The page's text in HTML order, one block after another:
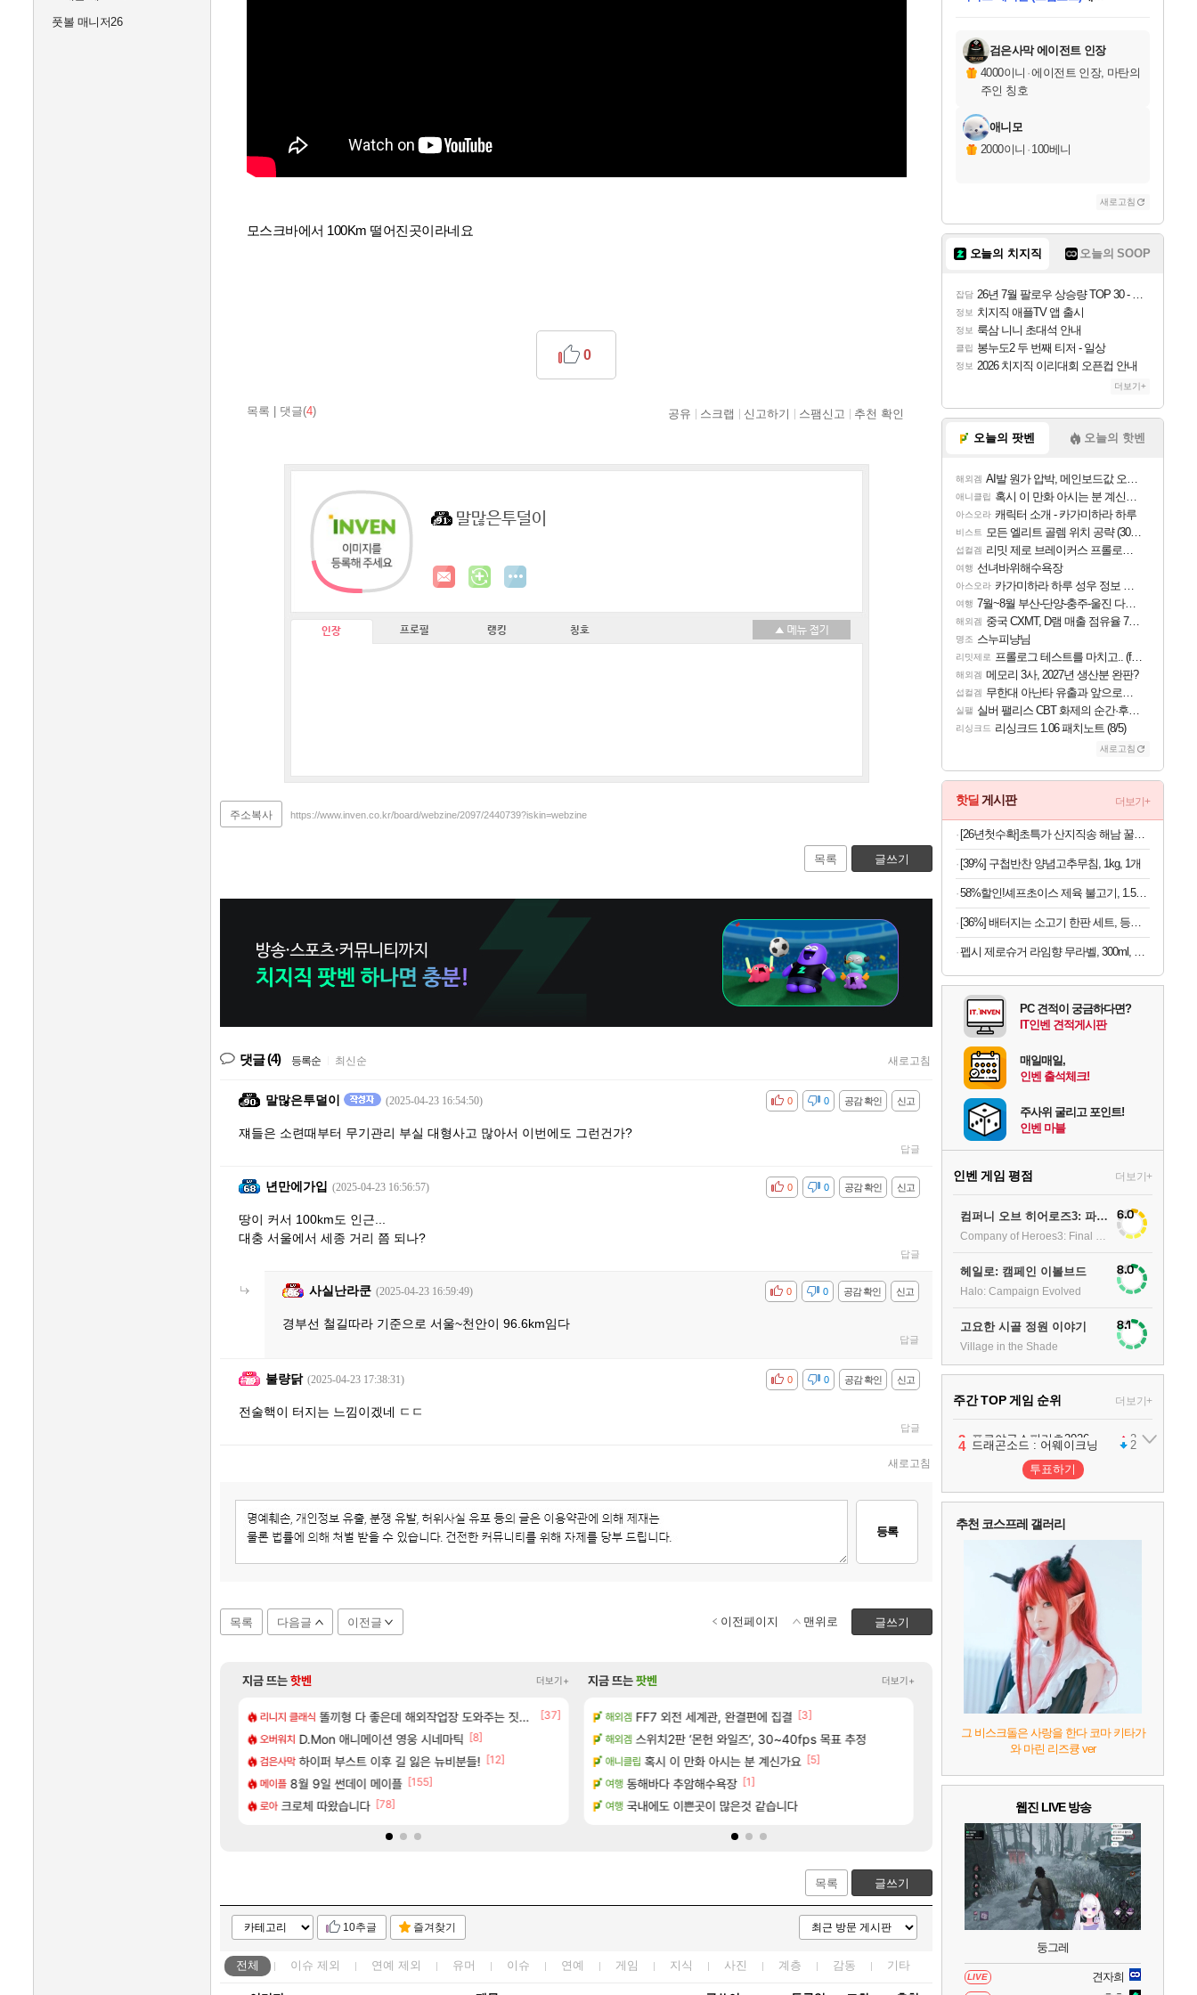
풋볼 매니저26
모스크바에서 100Km 떨어진곳이라네요
목록 | 댓글(4)
0
공유 스크랩 신고하기 스팸신고 추천 확인
말많은투덜이
인장 프로필 랭킹 칭호
주소복사 https://www.inven.co.kr/board/webzine/2097/2440739?iskin=webzine
목록 글쓰기
댓글(4) 등록순 최신순 새로고침
말많은투덜이 (2025-04-23 16:54:50) 신고
공감 확인
비공감 0
0
쟤들은 소련때부터 무기관리 부실 대형사고 많아서 이번에도 그런건가?
답글
년만에가입 (2025-04-23 16:56:57) 신고
공감 확인
비공감 0
0
땅이 커서 100km도 인근...
대충 서울에서 세종 거리 쯤 되나?
답글
사실난라쿤 (2025-04-23 16:59:49) 신고
공감 확인
비공감 0
0
경부선 철길따라 기준으로 서울~천안이 96.6km임다
답글
불량닭 (2025-04-23 17:38:31) 신고
공감 확인
비공감 0
0
전술핵이 터지는 느낌이겠네 ㄷㄷ
답글
새로고침
등록
목록 다음글 이전글 글쓰기
이전페이지 맨위로
지금 뜨는핫벤 더보기+
리니지 클래식 똘끼형 다 좋은데 해외작업장 도와주는 짓은 좀 아니지않냐?
[37]
오버워치 D.Mon 애니메이션 영웅 시네마틱 [8]
검은사막 하이퍼 부스트 이후 길 잃은 뉴비분들! [12]
메이플 8월 9일 썬데이 메이플 [155]
로아 크로체 따왔습니다 [78]
오버워치 메가부대는 더이상 나오기 힘들것 같다는 생각임
로아 고양이를 도구로 쓰는 인방 하꼬 스트리머 박제합니다.
로아 종자들이여, 마음껏 유린하라.jpg [52]
디아4 15시즌 엘드루인 이거 요물이네요ㅋㅋㅋㅋㅋㅋ
리니지 클래식 통수칠래현 통수 & 푱비서 제 3의 물결
메이플 현재 나무위키 실검 1위인 김규원
로아 ㅇㅂ) 벨가르딘 나메 320줄 11시 유기 택틱
메이플 아니 뭔 샤타 안 나왔다고 진짜 화내는 사람
전장연 시위 막은 예수
지금 뜨는팟벤 더보기+
아스오라 아스오라 성우 정보 및 출연작 모음
아스오라 아키츠 아키나 성우 정보 및 주요 필모
비스트 모든 성소 위치 공략 (40개) - 귀환한 영혼 도전과제
명조 스누피냥님
리밋제로 프롤로그 테스트를 마치고.. (feat. 리아)
해외겜 FF7 외전 세계관, 완결편에 집결 [3]
해외겜 스위치2판 ‘몬헌 와일즈’, 30~40fps 목표 추정
애니클립 혹시 이 만화 아시는 분 계신가요 [5]
여행 동해바다 추암해수욕장 [1]
여행 국내에도 이쁜곳이 많은것 같습니다
해외겜 중국 CXMT, D램 매출 점유율 7%…글로벌 4위로
해외겜 AI발 원가 압박, 메인보드값 오르나
해외겜 메모리 3사, 2027년 생산분 완판?
아사쿠라 마이 성우 정보 및 주요 필모
목록 글쓰기
10추글 즐겨찾기
전체 이슈 제외 연예 제외 유머 이슈 연예 게임 지식 사진 계층 감동 기타
교환.
당첨되셨습니다.
당첨되셨습니다.
당첨되셨습니다.
당첨되셨습니다.
당첨되셨습니다.
당첨되셨습니다.
에디션 (스팀코드)를 교환.
당첨되셨습니다.
검은사막 에이전트 인장
4000이니 ·에이전트 인장, 마탄의
주인 칭호
애니모
2000이니 · 100베니
새로고침
오늘의 치지직 오늘의 SOOP
잡담 26년 7월 팔로우 상승량 TOP 30 - 월간 치지직
정보 치지직 애플TV 앱 출시
정보 룩삼 니니 초대석 안내
클립 봉누도2 두 번째 티저 - 일상
정보 2026 치지직 이리대회 오픈컵 안내
더보기+
오늘의 팟벤 오늘의 핫벤
해외겜 AI발 원가 압박, 메인보드값 오르나
애니클립 혹시 이 만화 아시는 분 계신가요
아스오라 캐릭터 소개 - 카가미하라 하루
비스트 모든 엘리트 골렘 위치 공략 (30개) - 방랑 결투가
섭컬겜 리밋 제로 브레이커스 프롤로그 테스트 후기 영상 업로드
여행 선녀바위해수욕장
아스오라 카가미하라 하루 성우 정보 및 주요 필모
여행 7월~8월 부산-단양-충주-울진 다녀왔어요~
해외겜 중국 CXMT, D램 매출 점유율 7%…글로벌 4위로 부상
명조 스누피냥님
리밋제로 프롤로그 테스트를 마치고.. (feat. 리아)
해외겜 메모리 3사, 2027년 생산분 완판?
섭컬겜 무한대 아난타 유출과 앞으로의 예상 (루머)
실팰 실버 팰리스 CBT 화제의 순간·후기 모음
리싱크드 리싱크드 1.06 패치노트 (8/5)
새로고침
핫딜 게시판 더보기+
[26년첫수확]초특가 산지직송 해남 꿀고구마, 3kg
[39%] 구첩반찬 양념고추무침, 1kg, 1개
58%할인!셰프초이스 제육 불고기, 1.5kg, 1개
[36%] 배터지는 소고기 한판 세트, 등심살 300g + 살치살 200g + 부채살 200g + 갈비살 200g + 우삼겹 300g, 1.2kg, 1세트
펩시 제로슈거 라임향 무라벨, 300ml, 20개
PC 견적이 궁금하다면?
IT인벤 견적게시판
매일매일,
인벤 출석체크!
주사위 굴리고 포인트!
인벤 마블
인벤 게임 평점 더보기+
컴퍼니 오브 히어로즈3: 파이널 스탠드 6.0
헤일로: 캠페인 이볼브드
Halo: Campaign Evolved
8.0
고요한 시골 정원 이야기
Village in the Shade
8.1
주간 TOP 게임 순위 더보기+
1 팰월드
2 1
3 프로야구스피리츠2026 2
4 드래곤소드 : 어웨이크닝 2
5 블라인드 삼국 1
리듬 천국 미라클 스타즈
헤일로: 캠페인 이볼브드
캡틴 츠바사 2 월드 파이터즈
투표하기
추천 코스프레 갤러리
그 비스크돌은 사랑을 한다 코마 키타가
와 마린 리즈큥 ver
웹진 LIVE 방송
둥그레
LIVE 견자희